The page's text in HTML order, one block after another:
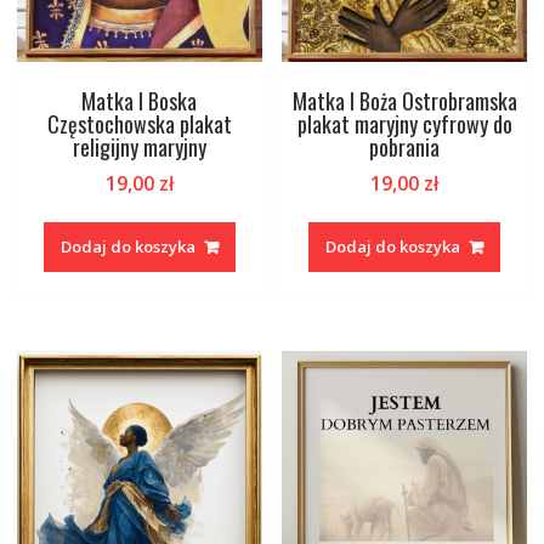
Matka I Boska
Częstochowska plakat
religijny maryjny
19,00 zł
Dodaj do koszyka
Matka I Boża Ostrobramska
plakat maryjny cyfrowy do
pobrania
19,00 zł
Dodaj do koszyka